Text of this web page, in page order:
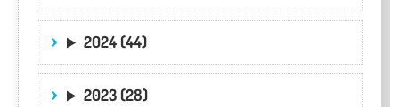
2024 (44)
2023 (28)